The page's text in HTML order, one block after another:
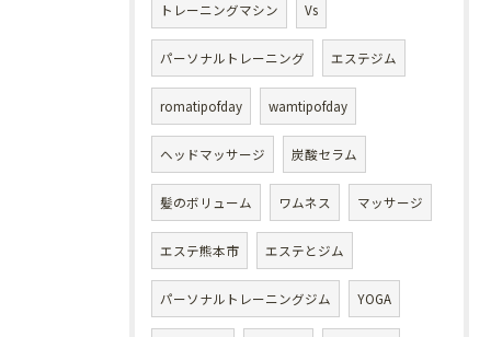
トレーニングマシン Vs
パーソナルトレーニング エステジム
romatipofday wamtipofday
ヘッドマッサージ 炭酸セラム
髪のボリューム ワムネス マッサージ
エステ熊本市 エステとジム
パーソナルトレーニングジム YOGA